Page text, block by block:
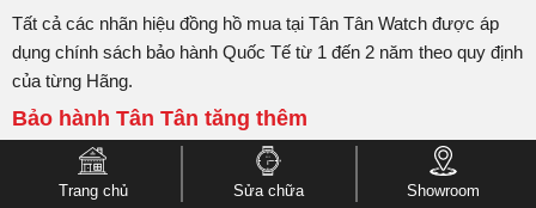
Tất cả các nhãn hiệu đồng hồ mua tại Tân Tân Watch được áp
dụng chính sách bảo hành Quốc Tế từ 1 đến 2 năm theo quy định
của từng Hãng.
Bảo hành Tân Tân tăng thêm
Thời hạn bảo hành tại Tân Tân được cộng thêm từ 2 đến 3 năm
về máy (tùy thuộc vào từng Hãng đồng hồ), kèm theo ưu đãi
Trang chủ Sửa chữa Showroom